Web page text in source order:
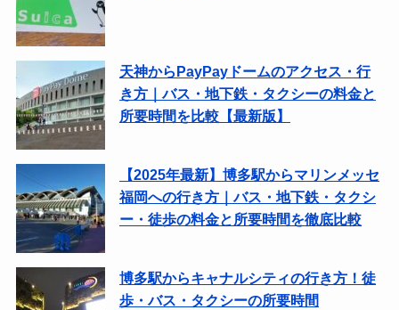
天神からPayPayドームのアクセス・行
き方｜バス・地下鉄・タクシーの料金と
所要時間を比較【最新版】
【2025年最新】博多駅からマリンメッセ
福岡への行き方｜バス・地下鉄・タクシ
ー・徒歩の料金と所要時間を徹底比較
博多駅からキャナルシティの行き方！徒
歩・バス・タクシーの所要時間